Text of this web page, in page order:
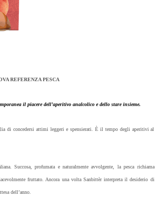
REFERENZA PESCA
il piacere dell’aperitivo analcolico e dello stare insieme.
di concedersi attimi leggeri e spensierati. È il tempo degli aperitivi al
Succosa, profumata e naturalmente avvolgente, la pesca richiama
fruttato. Ancora una volta Sanbittèr interpreta il desiderio di
dell’anno.